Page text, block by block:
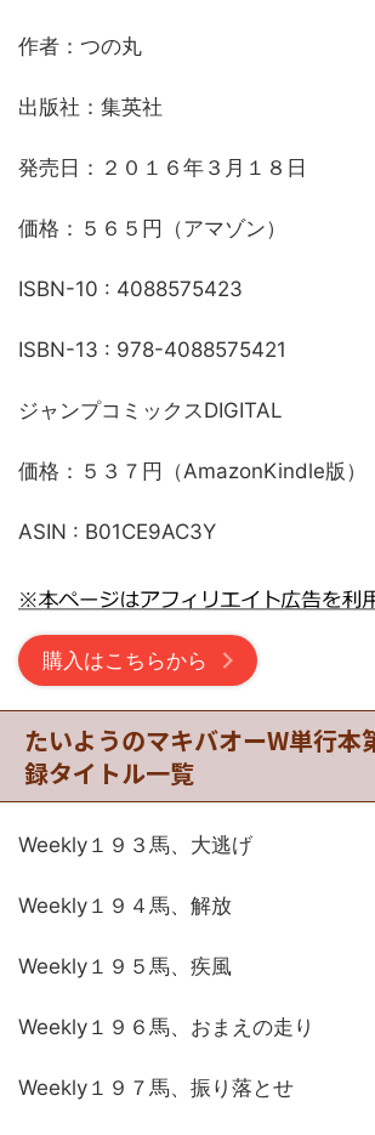
作者：つの丸
出版社：集英社
発売日：２０１６年３月１８日
価格：５６５円（アマゾン）
ISBN-10 : 4088575423
ISBN-13 : 978-4088575421
ジャンプコミックスDIGITAL
価格：５３７円（AmazonKindle版）
ASIN : B01CE9AC3Y
購入はこちらから
たいようのマキバオーW単行本
録タイトル一覧
Weekly１９３馬、大逃げ
Weekly１９４馬、解放
Weekly１９５馬、疾風
Weekly１９６馬、おまえの走り
Weekly１９７馬、振り落とせ